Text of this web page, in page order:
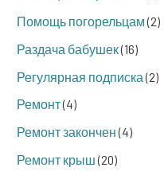
Помощь погорельцам(2)
Раздача бабушек(16)
Регулярная подписка(2)
Ремонт(4)
Ремонт закончен(4)
Ремонт крыш(20)